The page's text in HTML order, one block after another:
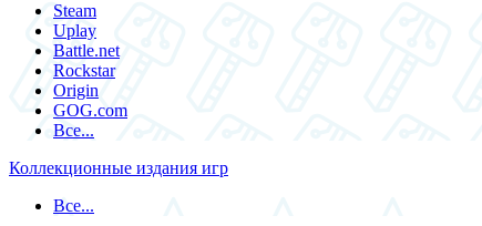
Steam
Uplay
Battle.net
Rockstar
Origin
GOG.com
Все...
Коллекционные издания игр
Все...